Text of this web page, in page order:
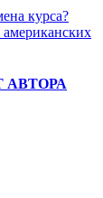
курса?
АВТОРА